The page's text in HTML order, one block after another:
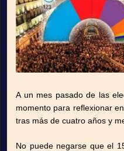
A un mes pasado de las
momento para reflexionar
tras más de cuatro años y
No puede negarse que el